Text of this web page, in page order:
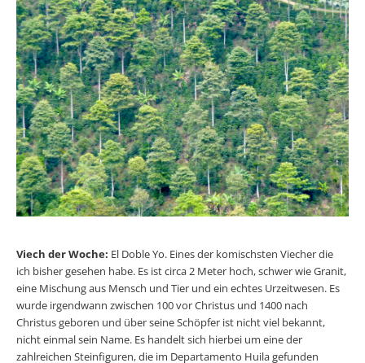
Viech der Woche: El Doble Yo. Eines der komischsten Viecher die
ich bisher gesehen habe. Es ist circa 2 Meter hoch, schwer wie Granit,
eine Mischung aus Mensch und Tier und ein echtes Urzeitwesen. Es
wurde irgendwann zwischen 100 vor Christus und 1400 nach
Christus geboren und über seine Schöpfer ist nicht viel bekannt,
nicht einmal sein Name. Es handelt sich hierbei um eine der
zahlreichen Steinfiguren, die im Departamento Huila gefunden